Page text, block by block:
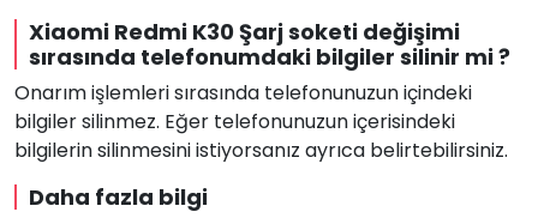
Xiaomi Redmi K30 Şarj soketi değişimi
sırasında telefonumdaki bilgiler silinir mi ?
Onarım işlemleri sırasında telefonunuzun içindeki
bilgiler silinmez. Eğer telefonunuzun içerisindeki
bilgilerin silinmesini istiyorsanız ayrıca belirtebilirsiniz.
Daha fazla bilgi